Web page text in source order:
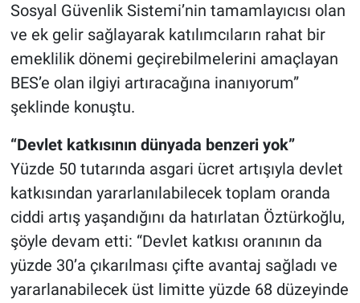
Sosyal Güvenlik Sistemi’nin tamamlayıcısı olan
ve ek gelir sağlayarak katılımcıların rahat bir
emeklilik dönemi geçirebilmelerini amaçlayan
BES’e olan ilgiyi artıracağına inanıyorum”
şeklinde konuştu.
“Devlet katkısının dünyada benzeri yok”
Yüzde 50 tutarında asgari ücret artışıyla devlet
katkısından yararlanılabilecek toplam oranda
ciddi artış yaşandığını da hatırlatan Öztürkoğlu,
şöyle devam etti: “Devlet katkısı oranının da
yüzde 30’a çıkarılması çifte avantaj sağladı ve
yararlanabilecek üst limitte yüzde 68 düzeyinde